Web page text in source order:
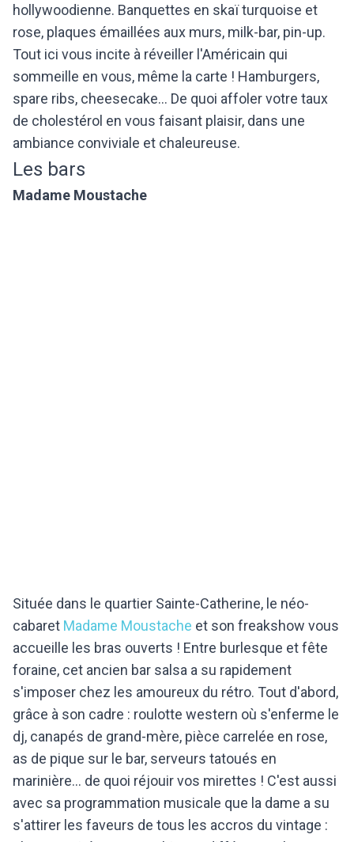
hollywoodienne. Banquettes en skaï turquoise et
rose, plaques émaillées aux murs, milk-bar, pin-up.
Tout ici vous incite à réveiller l'Américain qui
sommeille en vous, même la carte ! Hamburgers,
spare ribs, cheesecake... De quoi affoler votre taux
de cholestérol en vous faisant plaisir, dans une
ambiance conviviale et chaleureuse.
Les bars
Madame Moustache
Située dans le quartier Sainte-Catherine, le néo-
cabaret Madame Moustache et son freakshow vous
accueille les bras ouverts ! Entre burlesque et fête
foraine, cet ancien bar salsa a su rapidement
s'imposer chez les amoureux du rétro. Tout d'abord,
grâce à son cadre : roulotte western où s'enferme le
dj, canapés de grand-mère, pièce carrelée en rose,
as de pique sur le bar, serveurs tatoués en
marinière... de quoi réjouir vos mirettes ! C'est aussi
avec sa programmation musicale que la dame a su
s'attirer les faveurs de tous les accros du vintage :